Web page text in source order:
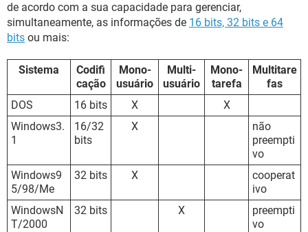
de acordo com a sua capacidade para gerenciar,
simultaneamente, as informações de 16 bits, 32 bits e 64
bits ou mais:
Sistema
Codifi
cação
Mono-
usuário
Multi-
usuário
Mono-
tarefa
Multitare
fas
DOS
16 bits X
X
Windows3.
1
16/32
bits
X
não
preempti
vo
Windows9
5/98/Me
32 bits X
cooperat
ivo
WindowsN
T/2000
32 bits X
preempti
vo